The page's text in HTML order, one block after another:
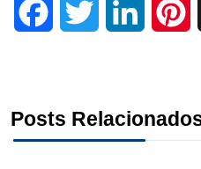
e t k t
Posts